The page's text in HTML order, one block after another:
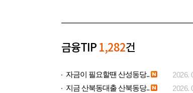
금융TIP 1,282건
자금이 필요할땐 산성동당..
2026.
지금 산북동대출 산북동당..
2026.